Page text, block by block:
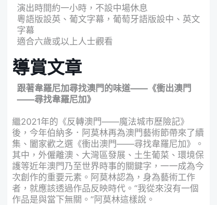
演出時間約一小時，不設中場休息
粵語版設英、葡文字幕，葡萄牙語版設中、英文
字幕
適合六歲或以上人士觀看
導賞文章
跟著韋羅尼加尋找澳門的味道——《衝出澳門
——尋找韋羅尼加》
繼2021年的《反轉澳門——魔法城市歷險記》
後，今年伯納多．阿莫林再為澳門藝術節帶來了續
集、闔家歡之選《衝出澳門——尋找韋羅尼加》。
其中，外僱離澳、大灣區發展、土生葡菜、環境保
護等近年澳門乃至世界時事的關鍵字，一一成為今
次創作的重要元素。阿莫林認為，身為藝術工作
者，就應該透過作品反映時代。“我從來沒有一個
作品是與當下無關。”阿莫林這樣說。